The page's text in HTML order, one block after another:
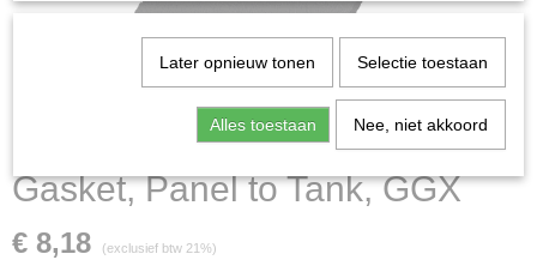
Gasket, Panel to Tank, GGX
€ 8,18 (exclusief btw 21%)
Later opnieuw tonen Selectie toestaan
Alles toestaan Nee, niet akkoord